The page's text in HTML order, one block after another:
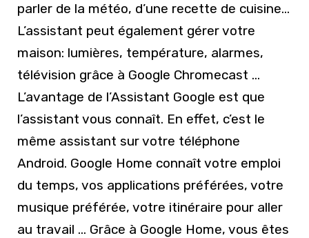
parler de la météo, d’une recette de cuisine…
L’assistant peut également gérer votre
maison: lumières, température, alarmes,
télévision grâce à Google Chromecast …
L’avantage de l’Assistant Google est que
l’assistant vous connaît. En effet, c’est le
même assistant sur votre téléphone
Android. Google Home connaît votre emploi
du temps, vos applications préférées, votre
musique préférée, votre itinéraire pour aller
au travail … Grâce à Google Home, vous êtes